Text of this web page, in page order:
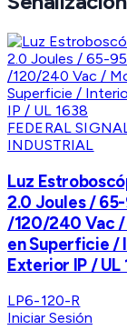
FEDERAL
INDUSTRIAL
Luz
2.0 Joules / 65-
/120/240 Vac /
en Superficie /
Exterior IP / UL
LP6-120-R
Iniciar Sesión